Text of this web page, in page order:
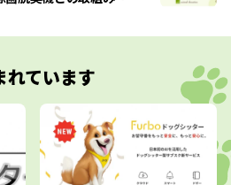
れています